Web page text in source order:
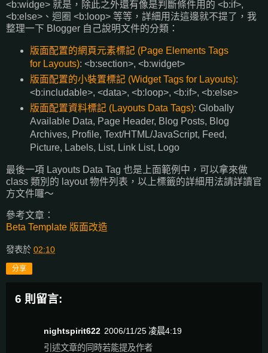
<b:widge> 就是，除此之外還有像是判斷條件用的 <b:if>,
<b:else>、迴圈 <b:loop> 等等，詳細用法這邊就不提了，我
整理一下 Blogger 自己說明文件的分類：
版面配置的網頁元素標記 (Page Elements Tags
for Layouts): <b:section>, <b:widget>
版面配置的小裝置標記 (Widget Tags for Layouts):
<b:includable>, <data>, <b:loop>, <b:if>, <b:else>
版面配置資料標記 (Layouts Data Tags): Globally
Available Data, Page Header, Blog Posts, Blog
Archives, Profile, Text/HTML/JavaScript, Feed,
Picture, Labels, List, Link List, Logo
最後一項 Layouts Data Tag 也是上面範例中，可以拿來做
class 類別的 layout 物件列表，以上標籤的詳細用法請詳讀官
方文件囉～
參考文章：
Beta Template 版面改造
發表於 02:10
分享
6 則留言:
nightspirit622 2006/11/25 凌晨4:19
引述文章的同時若能提及作者